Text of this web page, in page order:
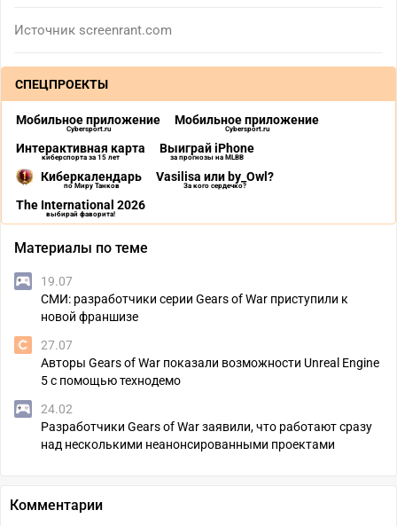
Источник screenrant.com
СПЕЦПРОЕКТЫ
Мобильное приложение
Cybersport.ru
Мобильное приложение
Cybersport.ru
Интерактивная карта
киберспорта за 15 лет
Выиграй iPhone
за прогнозы на MLBB
Киберкалендарь
по Миру Танков
Vasilisa или by_Owl?
За кого сердечко?
The International 2026
выбирай фаворита!
Материалы по теме
19.07
СМИ: разработчики серии Gears of War приступили к
новой франшизе
27.07
Авторы Gears of War показали возможности Unreal Engine
5 с помощью технодемо
24.02
Разработчики Gears of War заявили, что работают сразу
над несколькими неанонсированными проектами
Комментарии